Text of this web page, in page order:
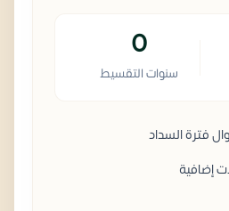
0
سنوات التقسيط
فترة السداد
إضافية